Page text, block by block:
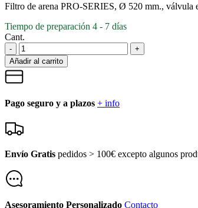
Filtro de arena PRO-SERIES, Ø 520 mm., válvula
Tiempo de preparación 4 - 7 días
Cant.
-
+
Añadir al carrito
Pago seguro y a plazos + info
Envío Gratis pedidos > 100€ excepto algunos
Asesoramiento Personalizado Contacto